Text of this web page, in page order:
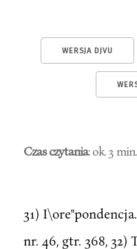
WERSJA DJVU
Czas czytania: ok. 3 min.
31)
nr. 46, gtr. 368, 32)